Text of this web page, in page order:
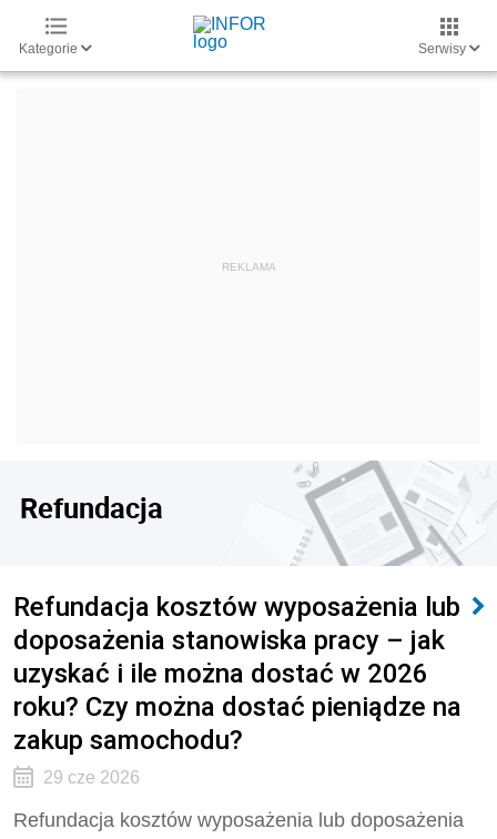
Kategorie Serwisy
Refundacja
Refundacja kosztów wyposażenia lub
doposażenia stanowiska pracy – jak
uzyskać i ile można dostać w 2026
roku? Czy można dostać pieniądze na
zakup samochodu?
29 cze 2026
Refundacja kosztów wyposażenia lub doposażenia